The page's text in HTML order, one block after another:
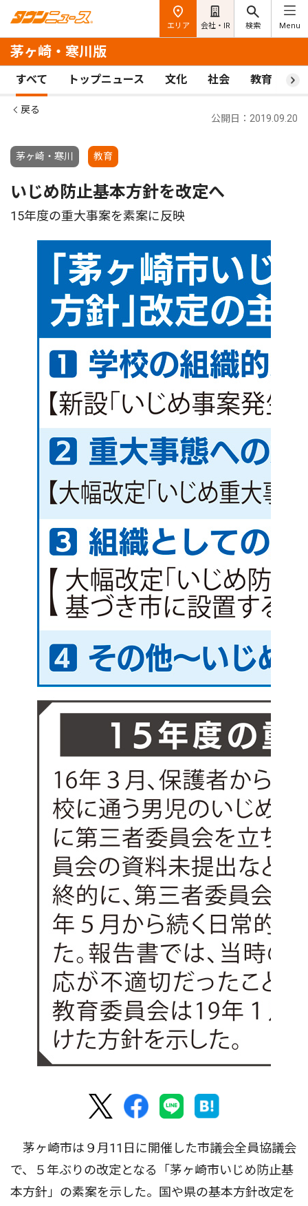
エリア 会社・IR 検索 Menu
茅ヶ崎・寒川版
すべて トップニュース 文化 社会 教育 ス
戻る
茅ヶ崎・寒川 教育
公開日：2019.09.20
いじめ防止基本方針を改定へ
15年度の重大事案を素案に反映
茅ヶ崎市は９月11日に開催した市議会全員協議会
で、５年ぶりの改定となる「茅ヶ崎市いじめ防止基
本方針」の素案を示した。国や県の基本方針改定を